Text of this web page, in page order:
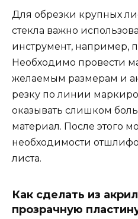
Для обрезки крупных
стекла важно
инструмент, например,
Необходимо провести
желаемым размерам и
резку по линии
оказывать слишком
материал. После этого
необходимости
листа.
Как сделать из
прозрачную